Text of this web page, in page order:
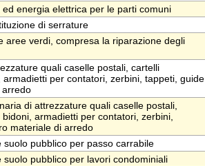
energia elettrica per le parti comuni
di serrature
aree verdi, compresa la riparazione degli
quali caselle postali, cartelli
per contatori, zerbini, tappeti, guide
arredo
di attrezzature quali caselle postali,
armadietti per contatori, zerbini,
materiale di arredo
suolo pubblico per passo carrabile
suolo pubblico per lavori condominiali